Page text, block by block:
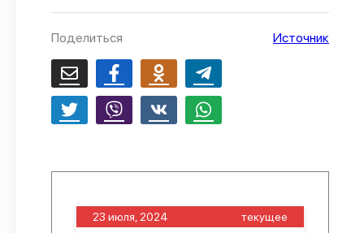
Справочник
О проекте
Политика конфиденциальности
Поделиться Источник
23 июля, 2024 текущее